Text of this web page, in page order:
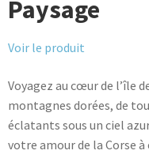
Paysage
Voir le produit
Voyagez au cœur de l’île
montagnes dorées, de
éclatants sous un ciel
votre amour de la Corse à